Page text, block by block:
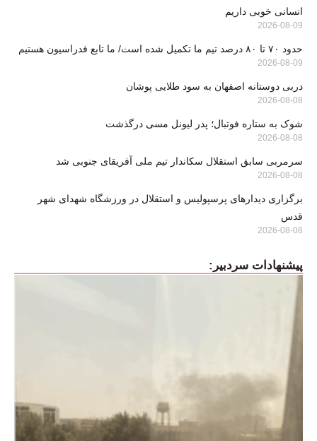
انسانی خوبی داریم
2026-08-09
حدود ۷۰ تا ۸۰ درصد تیم ما تکمیل شده است/ ما تابع فدراسیون هستیم
2026-08-09
دربی دوستانه اصفهان به سود طلایی پوشان
2026-08-08
شوک به ستاره فوتبال؛ پدر لیونل مسی درگذشت
2026-08-08
سرمربی سابق استقلال سکاندار تیم ملی آفریقای جنوبی شد
2026-08-08
برگزاری دیدارهای پرسپولیس و استقلال در ورزشگاه شهدای شهر
قدس
2026-08-08
پیشنهادات سردبیر: